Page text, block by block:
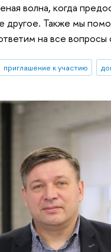
волна, когда
другое. Также мы
на все
приглашение к участию